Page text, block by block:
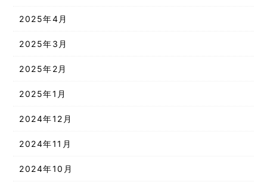
2025年4月
2025年3月
2025年2月
2025年1月
2024年12月
2024年11月
2024年10月